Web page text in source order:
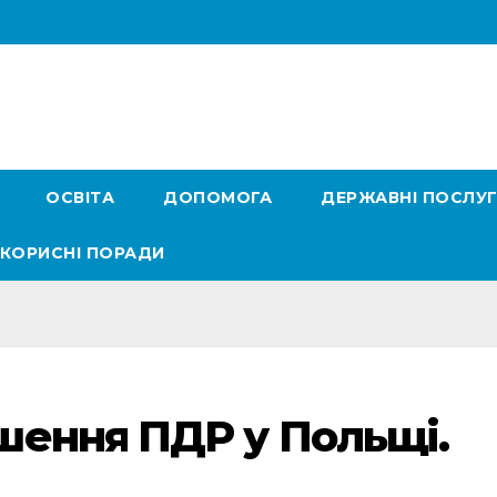
ОСВІТА ДОПОМОГА ДЕРЖАВНІ
КОРИСНІ ПОРАДИ
ПДР у Польщі.